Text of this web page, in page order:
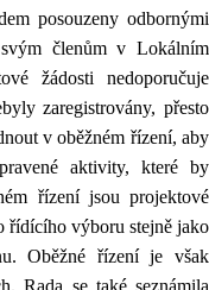
posouzeny odbornými
členům v Lokálním
žádosti nedoporučuje
zaregistrovány, přesto
v oběžném řízení, aby
aktivity, které by
řízení jsou projektové
řídícího výboru stejně jako
Oběžné řízení je však
Rada se také seznámila